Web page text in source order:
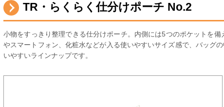
TR・らくらく仕分けポーチ No.2
小物をすっきり整理できる仕分けポーチ。内側には5つのポケットを
やスマートフォン、化粧水などが入る使いやすいサイズ感で、バッグ
いやすいラインナップです。